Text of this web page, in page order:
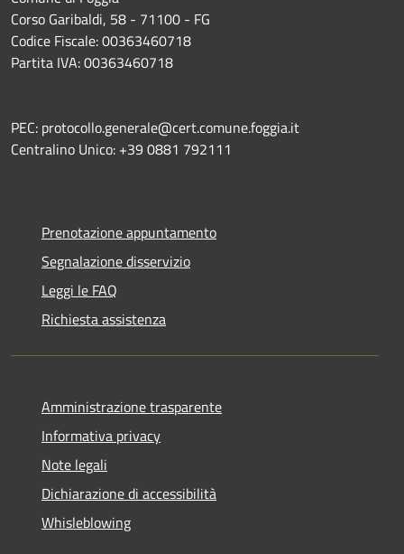
Corso Garibaldi, 58 - 71100 - FG
Codice Fiscale: 00363460718
Partita IVA: 00363460718
PEC: protocollo.generale@cert.comune.foggia.it
Centralino Unico: +39 0881 792111
Prenotazione appuntamento
Segnalazione disservizio
Leggi le FAQ
Richiesta assistenza
Amministrazione trasparente
Informativa privacy
Note legali
Dichiarazione di accessibilità
Whisleblowing